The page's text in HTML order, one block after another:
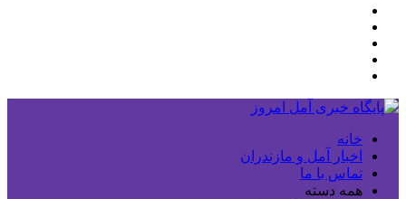
خانه
اخبار آمل و مازندران
تماس با ما
همه دسته